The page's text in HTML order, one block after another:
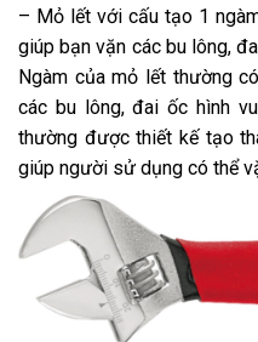
– Mỏ lết với cấu tạo 1
giúp bạn vặn các bu lông,
Ngàm của mỏ lết thường
các bu lông, đai ốc hình
thường được thiết kế tạo
giúp người sử dụng có thể